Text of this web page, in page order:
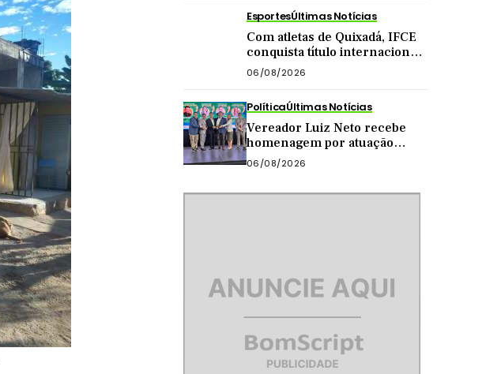
EsportesÚltimas Notícias
Com atletas de Quixadá, IFCE
conquista título internacional
de futsal na China
06/08/2026
PolíticaÚltimas Notícias
Vereador Luiz Neto recebe
homenagem por atuação
como presidente da Câmara
de Quixadá
06/08/2026